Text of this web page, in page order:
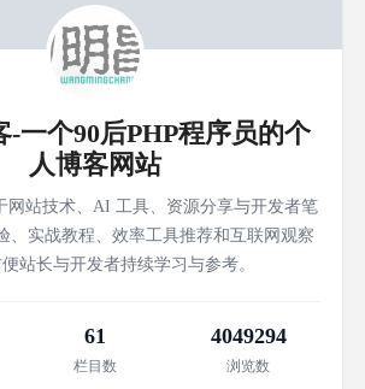
-一个90后PHP程序员的个
人博客网站
网站技术、AI 工具、资源分享与开发者笔
、实战教程、效率工具推荐和互联网观察
站长与开发者持续学习与参考。
61
栏目数
4049294
浏览数